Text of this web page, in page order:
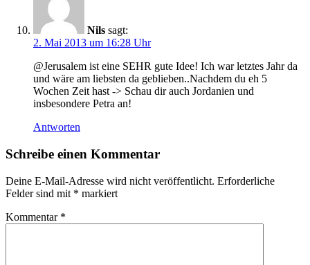
Nils sagt:
2. Mai 2013 um 16:28 Uhr
@Jerusalem ist eine SEHR gute Idee! Ich war letztes Jahr da
und wäre am liebsten da geblieben..Nachdem du eh 5
Wochen Zeit hast -> Schau dir auch Jordanien und
insbesondere Petra an!
Antworten
Schreibe einen Kommentar
Deine E-Mail-Adresse wird nicht veröffentlicht. Erforderliche
Felder sind mit * markiert
Kommentar *